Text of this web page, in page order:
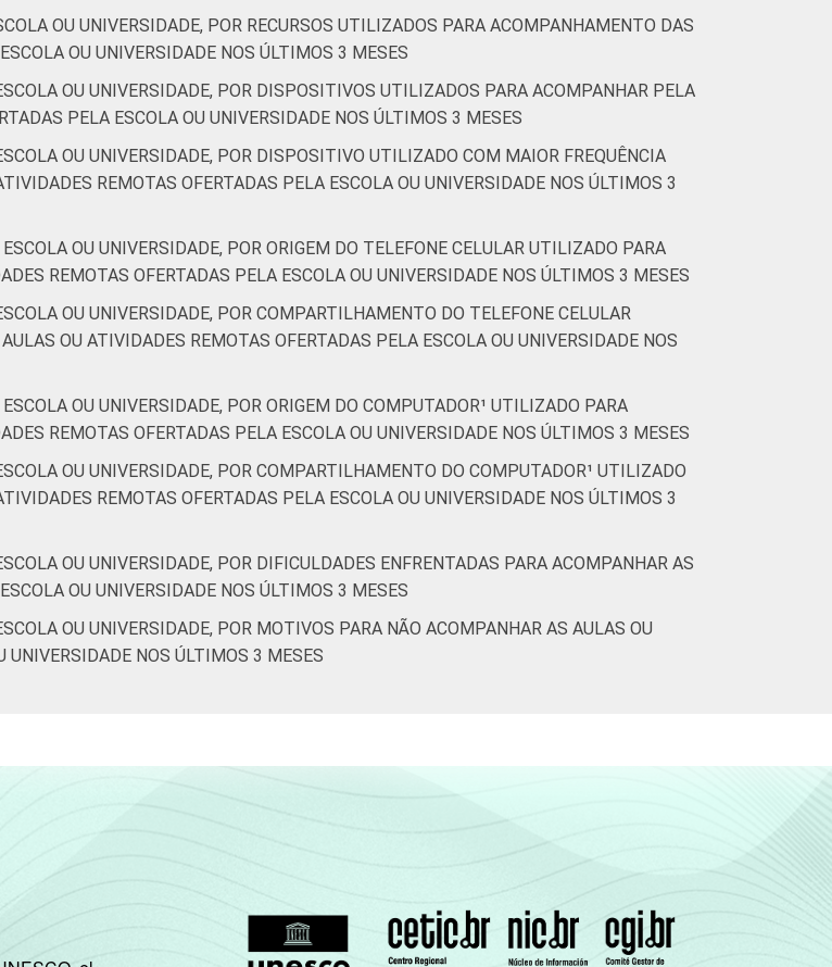
OU UNIVERSIDADE, POR RECURSOS UTILIZADOS PARA ACOMPANHAMENTO DAS
OU UNIVERSIDADE NOS ÚLTIMOS 3 MESES
OU UNIVERSIDADE, POR DISPOSITIVOS UTILIZADOS PARA ACOMPANHAR PELA
PELA ESCOLA OU UNIVERSIDADE NOS ÚLTIMOS 3 MESES
OU UNIVERSIDADE, POR DISPOSITIVO UTILIZADO COM MAIOR FREQUÊNCIA
REMOTAS OFERTADAS PELA ESCOLA OU UNIVERSIDADE NOS ÚLTIMOS 3
OU UNIVERSIDADE, POR ORIGEM DO TELEFONE CELULAR UTILIZADO PARA
REMOTAS OFERTADAS PELA ESCOLA OU UNIVERSIDADE NOS ÚLTIMOS 3 MESES
OU UNIVERSIDADE, POR COMPARTILHAMENTO DO TELEFONE CELULAR
OU ATIVIDADES REMOTAS OFERTADAS PELA ESCOLA OU UNIVERSIDADE NOS
OU UNIVERSIDADE, POR ORIGEM DO COMPUTADOR¹ UTILIZADO PARA
REMOTAS OFERTADAS PELA ESCOLA OU UNIVERSIDADE NOS ÚLTIMOS 3 MESES
OU UNIVERSIDADE, POR COMPARTILHAMENTO DO COMPUTADOR¹ UTILIZADO
REMOTAS OFERTADAS PELA ESCOLA OU UNIVERSIDADE NOS ÚLTIMOS 3
OU UNIVERSIDADE, POR DIFICULDADES ENFRENTADAS PARA ACOMPANHAR AS
OU UNIVERSIDADE NOS ÚLTIMOS 3 MESES
OU UNIVERSIDADE, POR MOTIVOS PARA NÃO ACOMPANHAR AS AULAS OU
UNIVERSIDADE NOS ÚLTIMOS 3 MESES